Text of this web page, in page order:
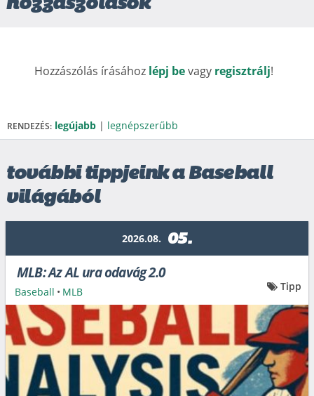
hozzászólások
Hozzászólás írásához lépj bevagy regisztrálj!
RENDEZÉS: legújabb | legnépszerűbb
további tippjeink a Baseball
világából
2026.08. 05.
MLB: Az AL ura odavág 2.0
Baseball • MLB Tipp